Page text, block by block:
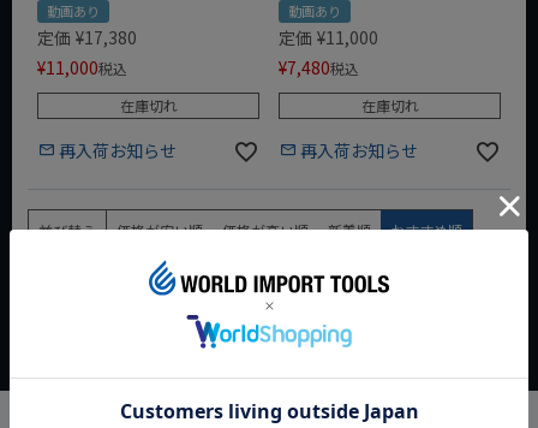
動画あり
定価 ¥17,380
¥11,000税込
在庫切れ
再入荷お知らせ
動画あり
定価 ¥11,000
¥7,480税込
在庫切れ
再入荷お知らせ
並び替え 価格が安い順 価格が高い順 新着順 おすすめ順
2